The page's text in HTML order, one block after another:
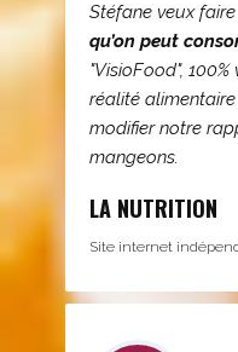
Stéfane veux faire
qu’on peut
"VisioFood",
réalité
modifier notre
mangeons.
LA NUTRITION
Site internet